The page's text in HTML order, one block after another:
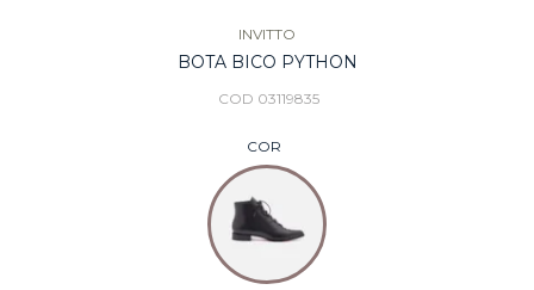
INVITTO
BOTA BICO PYTHON
COD 03119835
COR